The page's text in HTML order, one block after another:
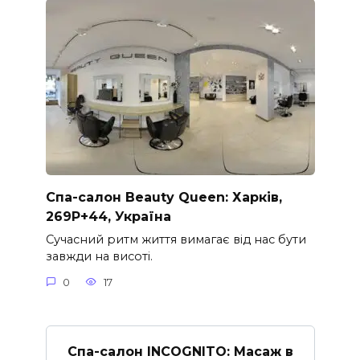
Спа-салон Beauty Queen: Харків,
269P+44, Україна
Сучасний ритм життя вимагає від нас бути
завжди на висоті.
0 17
Спа-салон INCOGNITO: Масаж в